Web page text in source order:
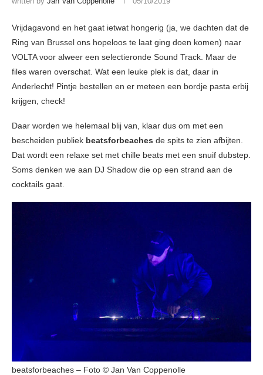
Vrijdagavond en het gaat ietwat hongerig (ja, we dachten dat de
Ring van Brussel ons hopeloos te laat ging doen komen) naar
VOLTA voor alweer een selectieronde Sound Track. Maar de
files waren overschat. Wat een leuke plek is dat, daar in
Anderlecht! Pintje bestellen en er meteen een bordje pasta erbij
krijgen, check!
Daar worden we helemaal blij van, klaar dus om met een
bescheiden publiek beatsforbeaches de spits te zien afbijten.
Dat wordt een relaxe set met chille beats met een snuif dubstep.
Soms denken we aan DJ Shadow die op een strand aan de
cocktails gaat.
beatsforbeaches – Foto © Jan Van Coppenolle